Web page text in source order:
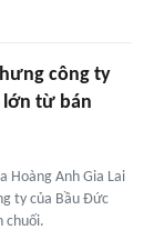
công ty
lớn từ bán
Hoàng Anh Gia Lai
ty của Bầu Đức
chuối.